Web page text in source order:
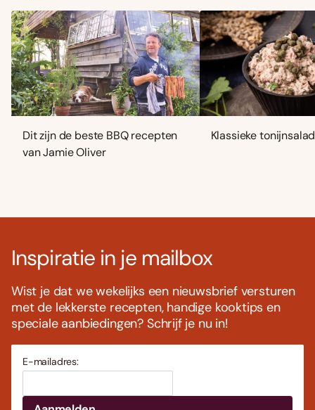
Dit zijn de beste BBQ recepten
van Jamie Oliver
Klassieke
Inspiratie in je mailbox
Wist je dat we wekelijks een nieuwsbrief versturen
met de lekkerste recepten, handige kooktips en
speciale aanbiedingen? Schrijf je nu in!
E-mailadres: